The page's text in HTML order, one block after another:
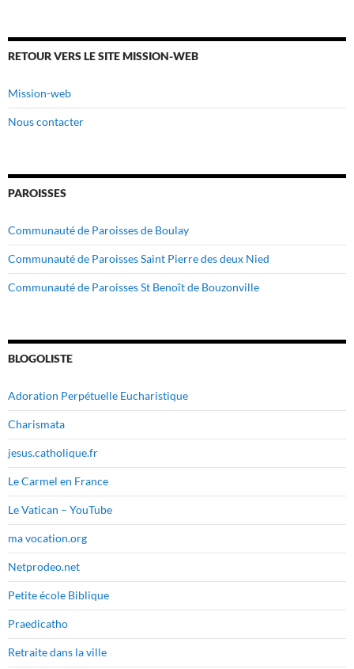
RETOUR VERS LE SITE MISSION-WEB
Mission-web
Nous contacter
PAROISSES
Communauté de Paroisses de Boulay
Communauté de Paroisses Saint Pierre des deux Nied
Communauté de Paroisses St Benoît de Bouzonville
BLOGOLISTE
Adoration Perpétuelle Eucharistique
Charismata
jesus.catholique.fr
Le Carmel en France
Le Vatican – YouTube
ma vocation.org
Netprodeo.net
Petite école Biblique
Praedicatho
Retraite dans la ville